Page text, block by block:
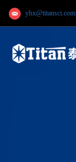
yhx@titansci.com